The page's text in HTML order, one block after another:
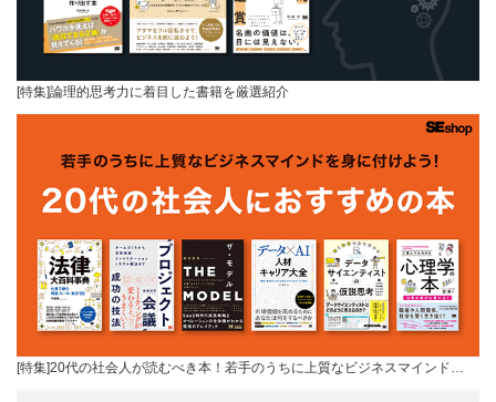
[特集]論理的思考力に着目した書籍を厳選紹介
[特集]20代の社会人が読むべき本！若手のうちに上質なビジネスマインド…